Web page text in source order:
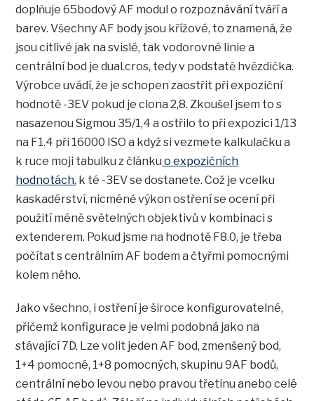
doplňuje 65bodový AF modul o rozpoznávání tváří a
barev. Všechny AF body jsou křížové, to znamená, že
jsou citlivé jak na svislé, tak vodorovné linie a
centrální bod je dual.cros, tedy v podstatě hvězdička.
Výrobce uvádí, že je schopen zaostřit při expoziční
hodnotě -3EV pokud je clona 2,8. Zkoušel jsem to s
nasazenou Sigmou 35/1,4 a ostřilo to při expozici 1/13
na F1.4 při 16000 ISO a když si vezmete kalkulačku a
k ruce moji tabulku z článku o expozičních
hodnotách, k té -3EV se dostanete. Což je vcelku
kaskadérství, nicméně výkon ostření se ocení při
použití méně světelných objektivů v kombinaci s
extenderem. Pokud jsme na hodnotě F8.0, je třeba
počítat s centrálním AF bodem a čtyřmi pomocnými
kolem něho.
Jako všechno, i ostření je široce konfigurovatelné,
přičemž konfigurace je velmi podobná jako na
stávající 7D. Lze volit jeden AF bod, zmenšený bod,
1+4 pomocné, 1+8 pomocných, skupinu 9AF bodů,
centrální nebo levou nebo pravou třetinu anebo celé